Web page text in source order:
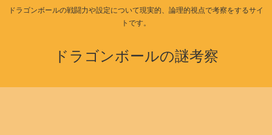
ドラゴンボールの戦闘力や設定について現実的、論理的視点で考察をするサイ
トです。
ドラゴンボールの謎考察